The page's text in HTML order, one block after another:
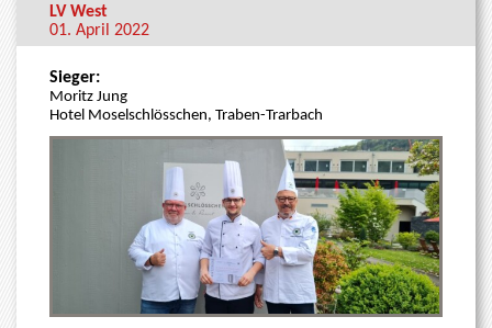
LV West
01. April 2022
Sieger:
Moritz Jung
Hotel Moselschlösschen, Traben-Trarbach